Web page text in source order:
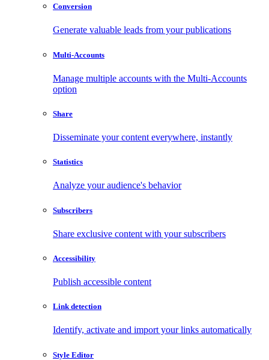
Conversion
Generate valuable leads from your publications
Multi-Accounts
Manage multiple accounts with the Multi-Accounts
option
Share
Disseminate your content everywhere, instantly
Statistics
Analyze your audience's behavior
Subscribers
Share exclusive content with your subscribers
Accessibility
Publish accessible content
Link detection
Identify, activate and import your links automatically
Style Editor